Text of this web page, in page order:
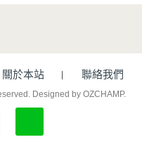
關於本站 聯絡我們
Designed by OZCHAMP.